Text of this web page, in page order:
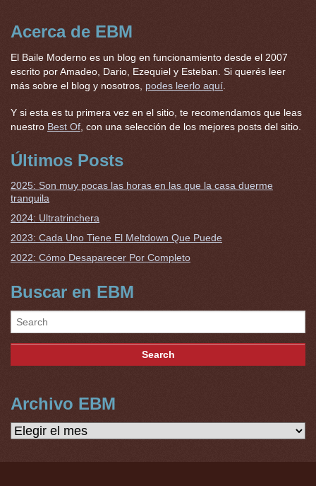
Acerca de EBM
El Baile Moderno es un blog en funcionamiento desde el 2007
escrito por Amadeo, Dario, Ezequiel y Esteban. Si querés leer
más sobre el blog y nosotros, podes leerlo aquí
Y si esta es tu primera vez en el sitio, te recomendamos que leas
nuestro Best Of , con una selección de los mejores posts del sitio.
Últimos Posts
2025: Son muy pocas las horas en las que la casa duerme
tranquila
2024: Ultratrinchera
2023: Cada Uno Tiene El Meltdown Que Puede
2022: Cómo Desaparecer Por Completo
Buscar en EBM
Archivo EBM
Archivo
EBM